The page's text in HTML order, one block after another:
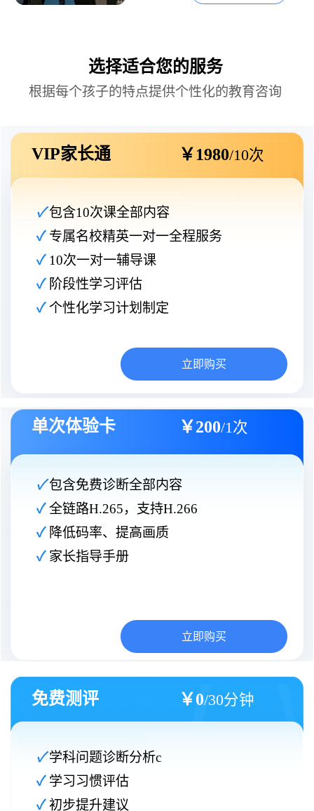
选择适合您的服务
根据每个孩子的特点提供个性化的教育咨询
VIP家长通
✓ 包含10次课全部内容
✓ 专属名校精英一对一全程服务
✓ 10次一对一辅导课
✓ 阶段性学习评估
✓ 个性化学习计划制定
￥1980/10次
立即购买
单次体验卡
✓ 包含免费诊断全部内容
✓ 全链路H.265，支持H.266
✓ 降低码率、提高画质
✓ 家长指导手册
￥200/1次
立即购买
免费测评
✓ 学科问题诊断分析c
✓ 学习习惯评估
✓ 初步提升建议
￥0/30分钟